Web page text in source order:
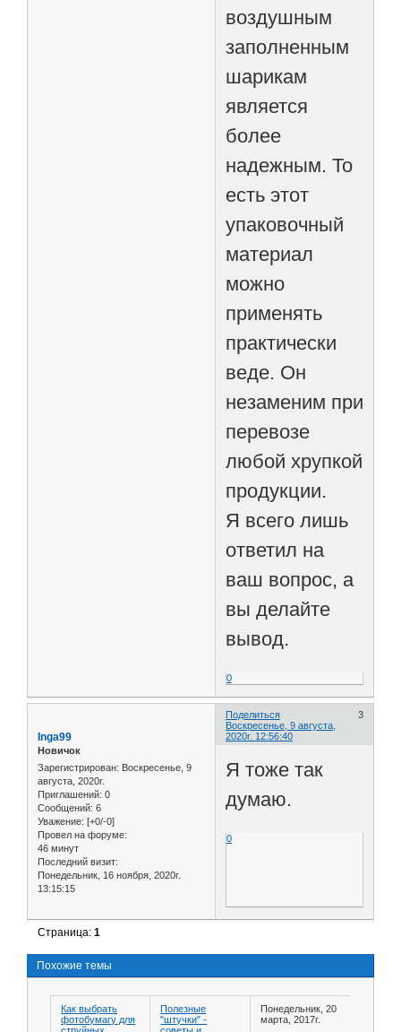
воздушным
заполненным
шарикам
является
более
надежным. То
есть этот
упаковочный
материал
можно
применять
практически
веде. Он
незаменим при
перевозе
любой хрупкой
продукции.
Я всего лишь
ответил на
ваш вопрос, а
вы делайте
вывод.
0
Поделиться
3
Воскресенье, 9 августа,
2020г. 12:56:40
Inga99
Новичок
Зарегистрирован: Воскресенье, 9
августа, 2020г.
Приглашений: 0
Сообщений: 6
Уважение: [+0/-0]
Провел на форуме:
46 минут
Последний визит:
Понедельник, 16 ноября, 2020г.
13:15:15
Я тоже так
думаю.
0
Страница:1
Похожие темы
Как выбрать
фотобумагу для
Полезные
"штучки" -
Понедельник, 20
марта, 2017г.